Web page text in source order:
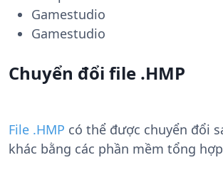
Gamestudio
Gamestudio
Chuyển đổi file .HMP
File .HMP có thể được chuyển đổi
khác bằng các phần mềm tổng